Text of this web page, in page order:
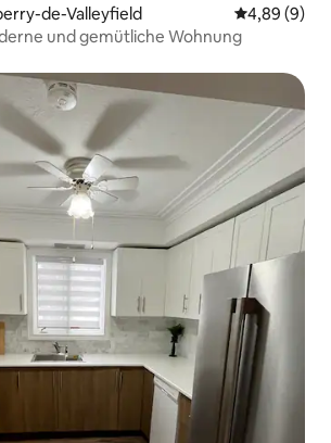
de-Valleyfield
4,89 (9)
und gemütliche Wohnung